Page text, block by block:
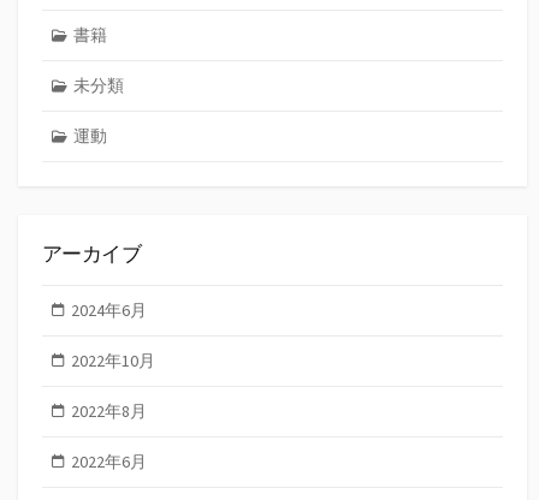
書籍
未分類
運動
アーカイブ
2024年6月
2022年10月
2022年8月
2022年6月